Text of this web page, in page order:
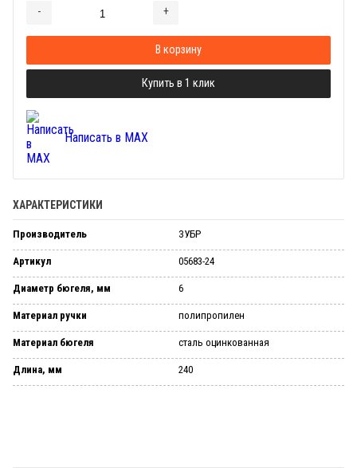
- +
В корзину
Купить в 1 клик
Написать в MAX
ХАРАКТЕРИСТИКИ
Производитель ЗУБР
Артикул 05683-24
Диаметр бюгеля, мм 6
Материал ручки полипропилен
Материал бюгеля сталь оцинкованная
Длина, мм 240